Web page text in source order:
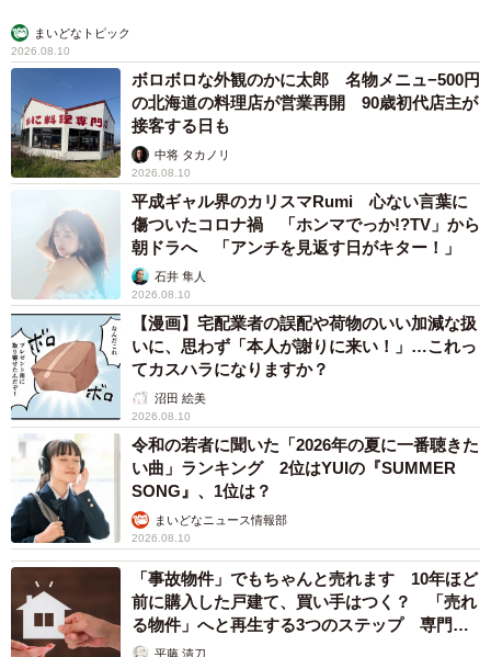
まいどなトピック
2026.08.10
ボロボロな外観のかに太郎 名物メニュ−500円
の北海道の料理店が営業再開 90歳初代店主が
接客する日も
中将 タカノリ
2026.08.10
平成ギャル界のカリスマRumi 心ない言葉に
傷ついたコロナ禍 「ホンマでっか!?TV」から
朝ドラへ 「アンチを見返す日がキター！」
石井 隼人
2026.08.10
【漫画】宅配業者の誤配や荷物のいい加減な扱
いに、思わず「本人が謝りに来い！」…これっ
てカスハラになりますか？
沼田 絵美
2026.08.10
令和の若者に聞いた「2026年の夏に一番聴きた
い曲」ランキング 2位はYUIの『SUMMER
SONG』、1位は？
まいどなニュース情報部
2026.08.10
「事故物件」でもちゃんと売れます 10年ほど
前に購入した戸建て、買い手はつく？ 「売れ
る物件」へと再生する3つのステップ 専門家
が解説平藤 清刀